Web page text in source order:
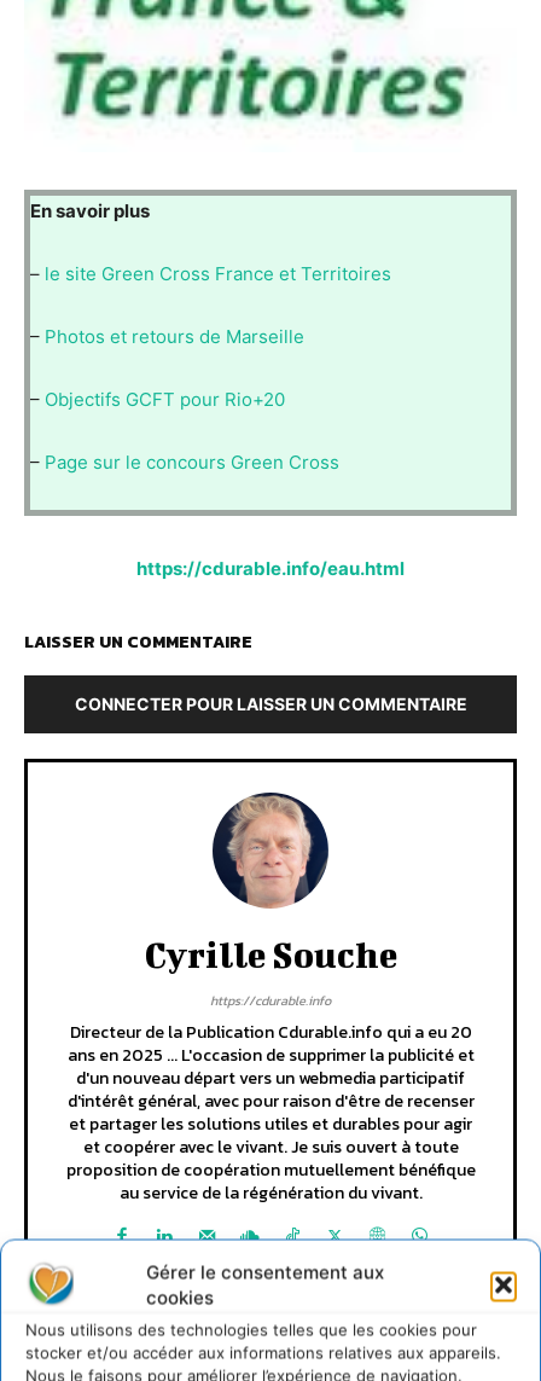
Gérer le consentement aux
cookies
Nous utilisons des technologies telles que les cookies pour
stocker et/ou accéder aux informations relatives aux appareils.
Nous le faisons pour améliorer l’expérience de navigation.
En savoir plus
– le site Green Cross France et Territoires
– Photos et retours de Marseille
– Objectifs GCFT pour Rio+20
– Page sur le concours Green Cross
https://cdurable.info/eau.html
LAISSER UN COMMENTAIRE
CONNECTER POUR LAISSER UN COMMENTAIRE
Cyrille Souche
https://cdurable.info
Directeur de la Publication Cdurable.info qui a eu 20
ans en 2025 ... L'occasion de supprimer la publicité et
d'un nouveau départ vers un webmedia participatif
d'intérêt général, avec pour raison d'être de recenser
et partager les solutions utiles et durables pour agir
et coopérer avec le vivant. Je suis ouvert à toute
proposition de coopération mutuellement bénéfique
au service de la régénération du vivant.